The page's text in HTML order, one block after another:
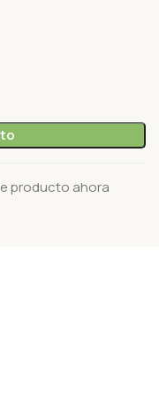
producto ahora